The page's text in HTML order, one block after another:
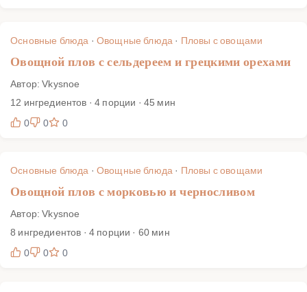
Основные блюда · Овощные блюда · Пловы с овощами
Овощной плов с сельдереем и грецкими орехами
Автор: Vkysnoe
12 ингредиентов · 4 порции · 45 мин
0
0 0
Основные блюда · Овощные блюда · Пловы с овощами
Овощной плов с морковью и черносливом
Автор: Vkysnoe
8 ингредиентов · 4 порции · 60 мин
0
0 0